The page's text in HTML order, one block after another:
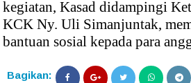
kegiatan, Kasad didampingi
KCK Ny. Uli Simanjuntak,
bantuan sosial kepada para
Bagikan: